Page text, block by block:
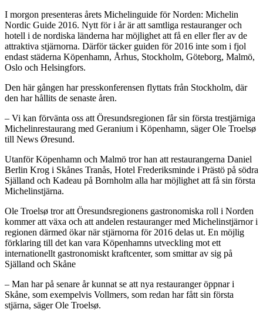
I morgon presenteras årets Michelinguide för Norden: Michelin
Nordic Guide 2016. Nytt för i år är att samtliga restauranger och
hotell i de nordiska länderna har möjlighet att få en eller fler av de
attraktiva stjärnorna. Därför täcker guiden för 2016 inte som i fjol
endast städerna Köpenhamn, Århus, Stockholm, Göteborg, Malmö,
Oslo och Helsingfors.
Den här gången har presskonferensen flyttats från Stockholm, där
den har hållits de senaste åren.
– Vi kan förvänta oss att Öresundsregionen får sin första trestjärniga
Michelinrestaurang med Geranium i Köpenhamn, säger Ole Troelsø
till News Øresund.
Utanför Köpenhamn och Malmö tror han att restaurangerna Daniel
Berlin Krog i Skånes Tranås, Hotel Frederiksminde i Prästö på södra
Själland och Kadeau på Bornholm alla har möjlighet att få sin första
Michelinstjärna.
Ole Troelsø tror att Öresundsregionens gastronomiska roll i Norden
kommer att växa och att andelen restauranger med Michelinstjärnor i
regionen därmed ökar när stjärnorna för 2016 delas ut. En möjlig
förklaring till det kan vara Köpenhamns utveckling mot ett
internationellt gastronomiskt kraftcenter, som smittar av sig på
Själland och Skåne
– Man har på senare år kunnat se att nya restauranger öppnar i
Skåne, som exempelvis Vollmers, som redan har fått sin första
stjärna, säger Ole Troelsø.